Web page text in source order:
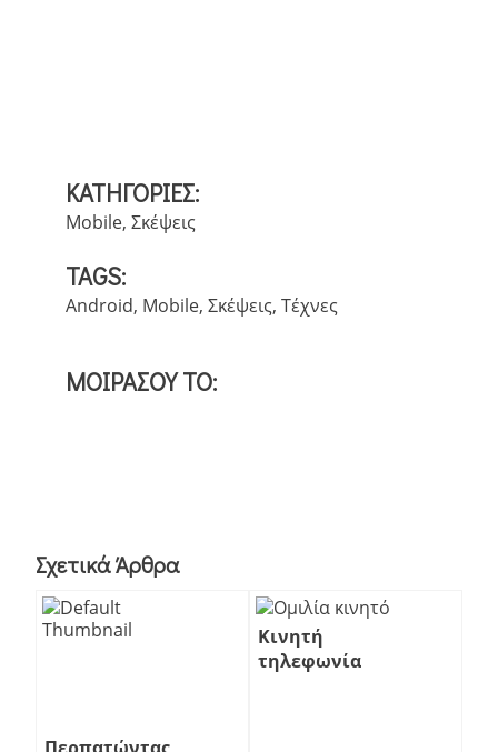
ΚΑΤΗΓΟΡΙΕΣ:
Mobile,Σκέψεις
TAGS:
Android, Mobile,Σκέψεις,Τέχνες
ΜΟΙΡΑΣΟΥ ΤΟ:
Σχετικά Άρθρα
Περπατώντας
Κινητή
τηλεφωνία